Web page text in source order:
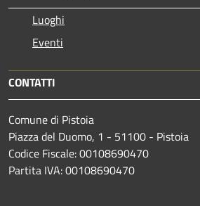
Luoghi
Eventi
CONTATTI
Comune di Pistoia
Piazza del Duomo, 1 - 51100 - Pistoia
Codice Fiscale: 00108690470
Partita IVA: 00108690470